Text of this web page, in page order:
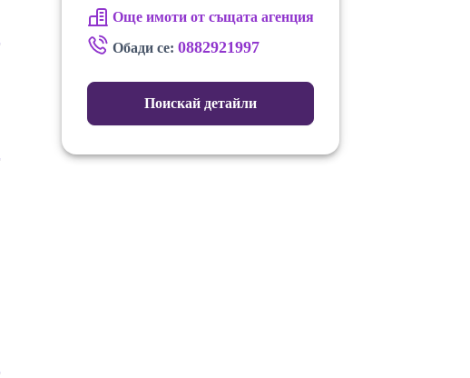
Още имоти от същата агенция
Обади се: 0882921997
Поискай детайли